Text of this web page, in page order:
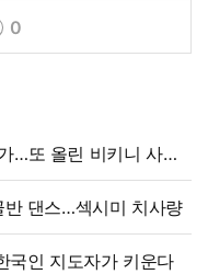
0
…또 올린 비키니 사진,
반 댄스…섹시미 치사량
국인 지도자가 키운다